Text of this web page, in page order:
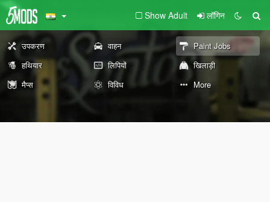
Show Adult लॉगिन
उपकरण वाहन
Paint Jobs
हथियार
लिपियों
खिलाड़ी
मैप्स
विविध More